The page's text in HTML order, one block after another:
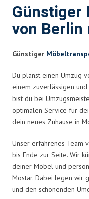
Günstiger
von Berlin
Günstiger
Du planst einen Umzug
einem zuverlässigen
bist du bei
optimalen Service für
dein neues Zuhause in
Unser erfahrenes Team
bis Ende zur Seite. Wir
deiner Möbel und
Mostar. Dabei legen wir
und den schonenden